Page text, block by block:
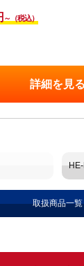
～（税込）
詳細を見る
取扱商品一覧